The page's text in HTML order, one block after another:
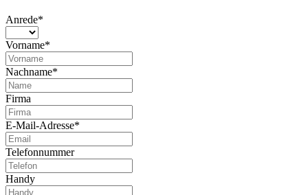
Anrede*
Vorname*
Nachname*
Firma
E-Mail-Adresse*
Telefonnummer
Handy